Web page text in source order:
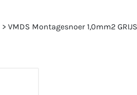
> VMDS Montagesnoer 1,0mm2 GRIJS